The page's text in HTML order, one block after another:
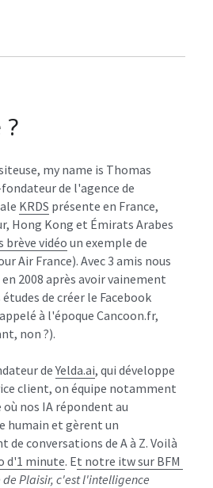
vidéos
sur ce site
Kupita pour léducation
Elon Musk ne doit pas envoyer
Amazon : Pourquoi Elon Musk
sur Mars
my name is Thomas
de l'agence de
KRDS présente en France,
Hong Kong et Émirats Arabes
brève vidéo un exemple de
Air France). Avec 3 amis nous
2008 après avoir vainement
de créer le Facebook
à l'époque Cancoon.fr,
non ?).
de Yelda.ai, qui développe
client, on équipe notamment
où nos IA répondent au
humain et gèrent un
de conversations de A à Z. Voilà
d'1 minute. Et notre itw sur BFM
de Plaisir, c'est l'intelligence